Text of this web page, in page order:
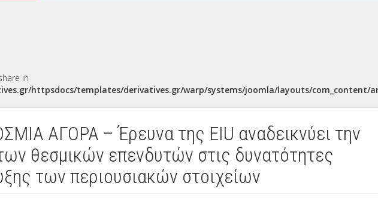
in
httpsdocs/templates/derivatives.gr/warp/systems/joomla/layouts/com_content/
ΑΓΟΡΑ – Έρευνα της EIU αναδεικνύει την
θεσμικών επενδυτών στις δυνατότητες
των περιουσιακών στοιχείων